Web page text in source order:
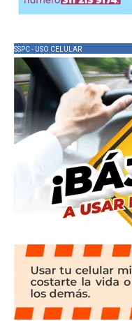
SSPC - USO CELULAR